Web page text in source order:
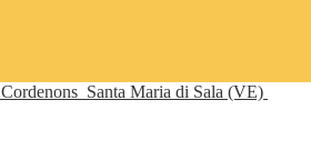
Santa Maria di Sala (VE)